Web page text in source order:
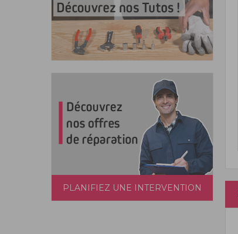
PLANIFIEZ UNE INTERVENTION